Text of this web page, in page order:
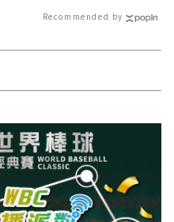
Recommended by